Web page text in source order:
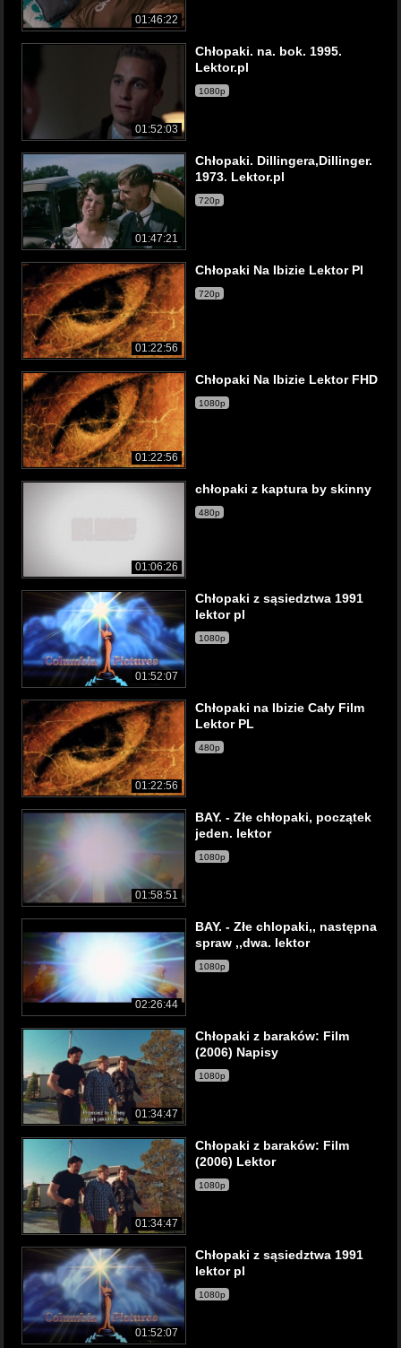
01:46:22
01:52:03
Chłopaki. na. bok. 1995.
Lektor.pl
1080p
01:47:21
Chłopaki. Dillingera,Dillinger.
1973. Lektor.pl
720p
01:22:56
Chłopaki Na Ibizie Lektor Pl
720p
01:22:56
Chłopaki Na Ibizie Lektor FHD
1080p
01:06:26
chłopaki z kaptura by skinny
480p
01:52:07
Chłopaki z sąsiedztwa 1991
lektor pl
1080p
01:22:56
Chłopaki na Ibizie Cały Film
Lektor PL
480p
01:58:51
BAY. - Złe chłopaki, początek
jeden. lektor
1080p
02:26:44
BAY. - Złe chlopaki,, następna
spraw ,,dwa. lektor
1080p
01:34:47
Chłopaki z baraków: Film
(2006) Napisy
1080p
01:34:47
Chłopaki z baraków: Film
(2006) Lektor
1080p
01:52:07
Chłopaki z sąsiedztwa 1991
lektor pl
1080p